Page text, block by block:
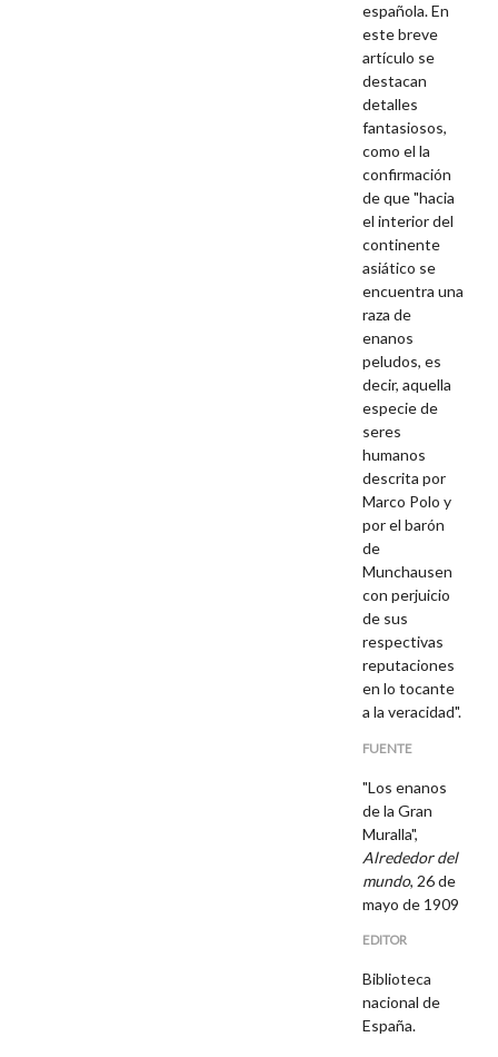
española. En
este breve
artículo se
destacan
detalles
fantasiosos,
como el la
confirmación
de que "hacia
el interior del
continente
asiático se
encuentra una
raza de
enanos
peludos, es
decir, aquella
especie de
seres
humanos
descrita por
Marco Polo y
por el barón
de
Munchausen
con perjuicio
de sus
respectivas
reputaciones
en lo tocante
a la veracidad".
FUENTE
"Los enanos
de la Gran
Muralla",
Alrededor del
mundo, 26 de
mayo de 1909
EDITOR
Biblioteca
nacional de
España.